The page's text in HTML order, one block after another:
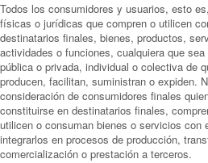
Todos los consumidores y usuarios, esto
físicas o jurídicas que compren o utilicen
destinatarios finales, bienes, productos,
actividades o funciones, cualquiera que
pública o privada, individual o colectiva de
producen, facilitan, suministran o expiden.
consideración de consumidores finales
constituirse en destinatarios finales,
utilicen o consuman bienes o servicios con
integrarlos en procesos de producción,
comercialización o prestación a terceros.